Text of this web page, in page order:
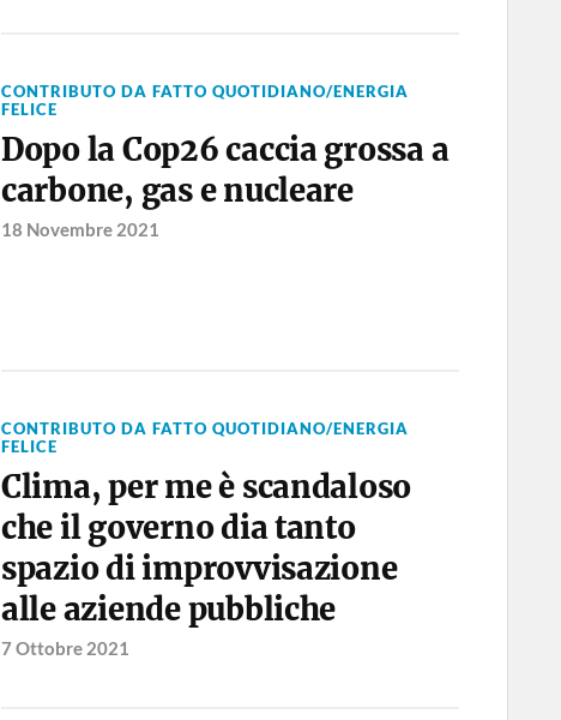
CONTRIBUTO DA FATTO QUOTIDIANO/ENERGIA
FELICE
Dopo la Cop26 caccia grossa a
carbone, gas e nucleare
18 Novembre 2021
CONTRIBUTO DA FATTO QUOTIDIANO/ENERGIA
FELICE
Clima, per me è scandaloso
che il governo dia tanto
spazio di improvvisazione
alle aziende pubbliche
7 Ottobre 2021